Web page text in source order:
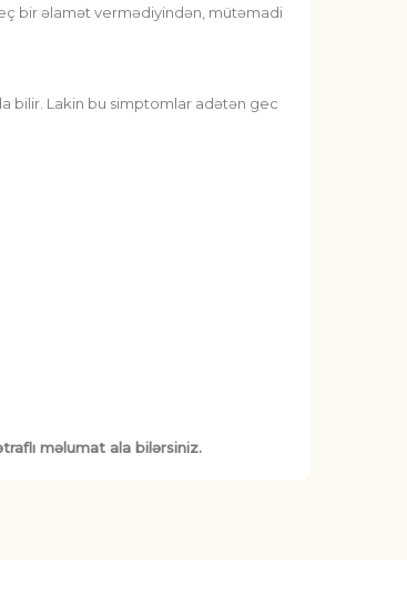
bir əlamət vermədiyindən, mütəmadi
bilir. Lakin bu simptomlar adətən gec
məlumat ala bilərsiniz.